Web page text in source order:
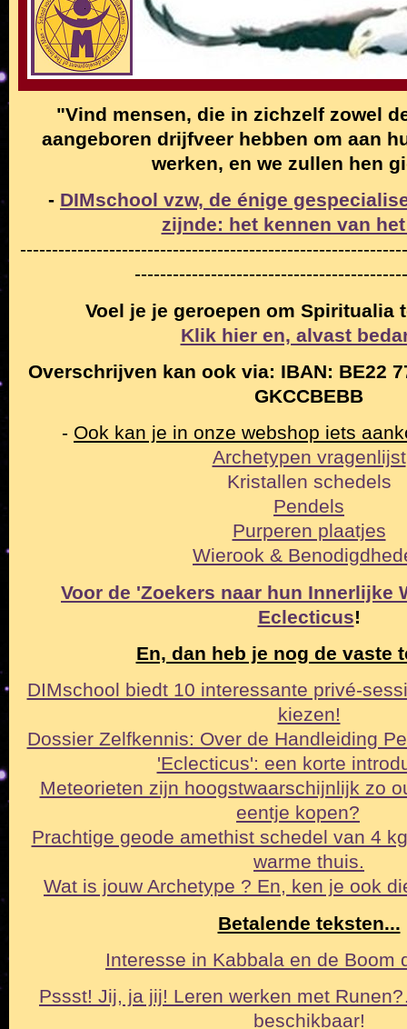
"Vind mensen, die in zichzelf zowel
aangeboren drijfveer hebben om aan
werken, en we zullen hen
- DIMschool vzw, de énige
zijnde: het kennen van
Voel je je geroepen om Spiritualia
Klik hier en, alvast
Overschrijven kan ook via: IBAN: BE22
GKCCBEBB
- Ook kan je in onze webshop iets
Archetypen vragenlijst
Kristallen schedels
Pendels
Purperen plaatjes
Wierook &
Voor de 'Zoekers naar hun Innerlijke
Eclecticus!
En, dan heb je nog de vaste
DIMschool biedt 10 interessante privé-
kiezen!
Dossier Zelfkennis: Over de Handleiding
'Eclecticus': een korte
Meteorieten zijn hoogstwaarschijnlijk zo
eentje kopen?
Prachtige geode amethist schedel van 4
warme thuis.
Wat is jouw Archetype ? En, ken je ook
Betalende teksten...
Interesse in Kabbala en de Boom
Pssst! Jij, ja jij! Leren werken met
beschikbaar!